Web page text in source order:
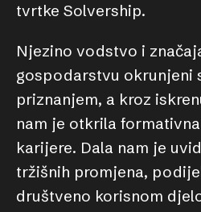
tvrtke Solvership.
Njezino vodstvo i
gospodarstvu okrunjeni
priznanjem, a kroz
nam je otkrila
karijere. Dala nam je
tržišnih promjena,
društveno korisnom